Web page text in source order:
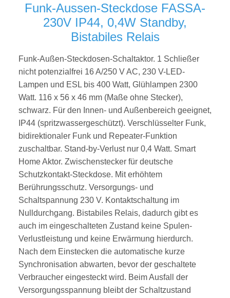
Funk-Aussen-Steckdose FASSA-
230V IP44, 0,4W Standby,
Bistabiles Relais
Funk-Außen-Steckdosen-Schaltaktor. 1 Schließer
nicht potenzialfrei 16 A/250 V AC, 230 V-LED-
Lampen und ESL bis 400 Watt, Glühlampen 2300
Watt. 116 x 56 x 46 mm (Maße ohne Stecker),
schwarz. Für den Innen- und Außenbereich geeignet,
IP44 (spritzwassergeschützt). Verschlüsselter Funk,
bidirektionaler Funk und Repeater-Funktion
zuschaltbar. Stand-by-Verlust nur 0,4 Watt. Smart
Home Aktor. Zwischenstecker für deutsche
Schutzkontakt-Steckdose. Mit erhöhtem
Berührungsschutz. Versorgungs- und
Schaltspannung 230 V. Kontaktschaltung im
Nulldurchgang. Bistabiles Relais, dadurch gibt es
auch im eingeschalteten Zustand keine Spulen-
Verlustleistung und keine Erwärmung hierdurch.
Nach dem Einstecken die automatische kurze
Synchronisation abwarten, bevor der geschaltete
Verbraucher eingesteckt wird. Beim Ausfall der
Versorgungsspannung bleibt der Schaltzustand